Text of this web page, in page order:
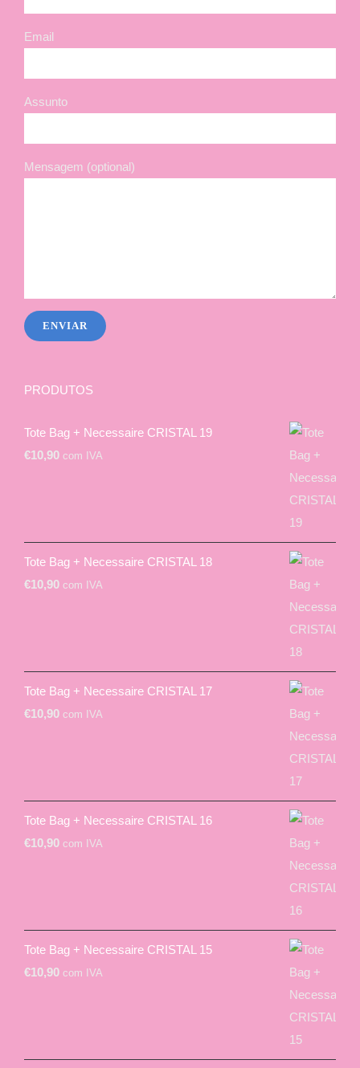
Email
Assunto
Mensagem (optional)
PRODUTOS
Tote Bag + Necessaire CRISTAL 19
€10,90 com IVA
Tote Bag + Necessaire CRISTAL 18
€10,90 com IVA
Tote Bag + Necessaire CRISTAL 17
€10,90 com IVA
Tote Bag + Necessaire CRISTAL 16
€10,90 com IVA
Tote Bag + Necessaire CRISTAL 15
€10,90 com IVA